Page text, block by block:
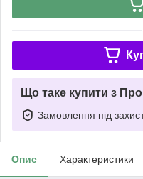
Що таке купити з
Замовлення під
Опис Характеристики